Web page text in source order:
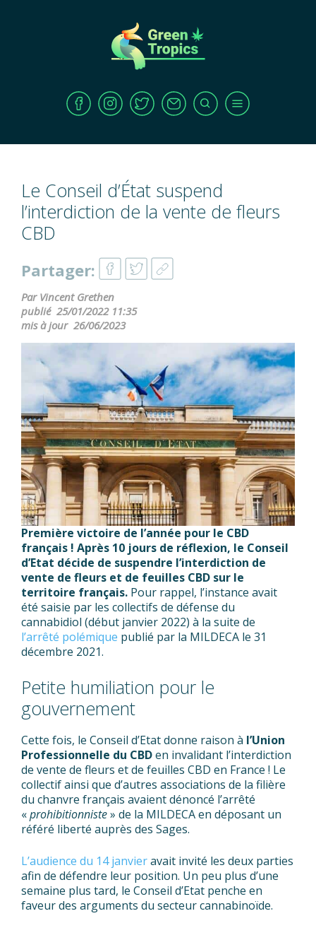
Le Conseil d’État suspend
l’interdiction de la vente de fleurs
CBD
Partager:
Par Vincent Grethen
publié 25/01/2022 11:35
mis à jour 26/06/2023
Première victoire de l’année pour le CBD
français ! Après 10 jours de réflexion, le Conseil
d’Etat décide de suspendre l’interdiction de
vente de fleurs et de feuilles CBD sur le
territoire français. Pour rappel, l’instance avait
été saisie par les collectifs de défense du
cannabidiol (début janvier 2022) à la suite de
l’arrêté polémique publié par la MILDECA le 31
décembre 2021.
Petite humiliation pour le
gouvernement
Cette fois, le Conseil d’Etat donne raison à l’Union
Professionnelle du CBDen invalidant l’interdiction
de vente de fleurs et de feuilles CBD en France ! Le
collectif ainsi que d’autres associations de la filière
du chanvre français avaient dénoncé l’arrêté
«prohibitionniste» de la MILDECA en déposant un
référé liberté auprès des Sages.
L’audience du 14 janvieravait invité les deux parties
afin de défendre leur position. Un peu plus d’une
semaine plus tard, le Conseil d’Etat penche en
faveur des arguments du secteur cannabinoïde.